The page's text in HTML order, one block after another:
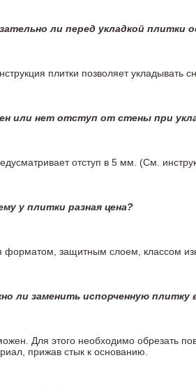
ли перед укладкой плитки
плитки позволяет
или нет отступ от стены при
отступ в 5 мм. (См.
у плитки разная цена?
форматом, защитным слоем, классом
ли заменить испорченную плитку
Для этого необходимо обрезать
прижав стык к основанию.